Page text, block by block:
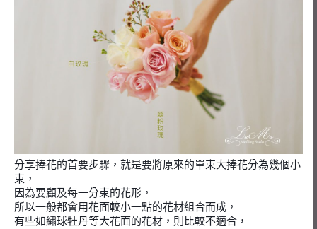
分享捧花的首要步驟，就是要將原來的單束大捧花分為幾個小
束，
因為要顧及每一分束的花形，
所以一般都會用花面較小一點的花材組合而成，
有些如繡球牡丹等大花面的花材，則比較不適合，